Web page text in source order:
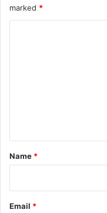
marked *
*
Name *
Email *